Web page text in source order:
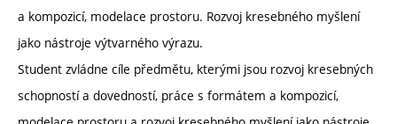
a kompozicí, modelace prostoru. Rozvoj kresebného myšlení
jako nástroje výtvarného výrazu.
Student zvládne cíle předmětu, kterými jsou rozvoj kresebných
schopností a dovedností, práce s formátem a kompozicí,